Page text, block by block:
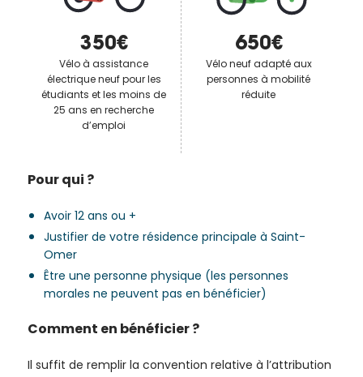
350€
Vélo à assistance
électrique neuf pour les
étudiants et les moins de
25 ans en recherche
d’emploi
650€
Vélo neuf adapté aux
personnes à mobilité
réduite
Pour qui ?
Avoir 12 ans ou +
Justifier de votre résidence principale à Saint-
Omer
Être une personne physique (les personnes
morales ne peuvent pas en bénéficier)
Comment en bénéficier ?
Il suffit de remplir la convention relative à l’attribution